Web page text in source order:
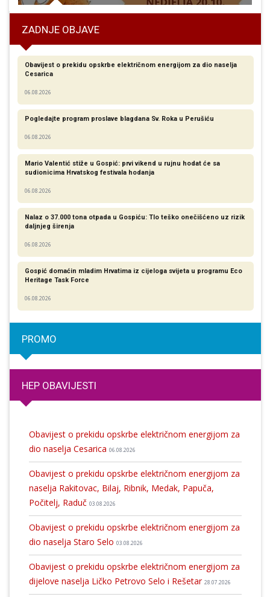
ZADNJE OBJAVE
Obavijest o prekidu opskrbe električnom energijom za dio naselja
Cesarica
06.08.2026
Pogledajte program proslave blagdana Sv. Roka u Perušiću
06.08.2026
Mario Valentić stiže u Gospić: prvi vikend u rujnu hodat će sa
sudionicima Hrvatskog festivala hodanja
06.08.2026
Nalaz o 37.000 tona otpada u Gospiću: Tlo teško onečišćeno uz rizik
daljnjeg širenja
06.08.2026
Gospić domaćin mladim Hrvatima iz cijeloga svijeta u programu Eco
Heritage Task Force
06.08.2026
PROMO
HEP OBAVIJESTI
Obavijest o prekidu opskrbe električnom energijom za
dio naselja Cesarica 06.08.2026
Obavijest o prekidu opskrbe električnom energijom za
naselja Rakitovac, Bilaj, Ribnik, Medak, Papuča,
Počitelj, Raduč 03.08.2026
Obavijest o prekidu opskrbe električnom energijom za
dio naselja Staro Selo 03.08.2026
Obavijest o prekidu opskrbe električnom energijom za
dijelove naselja Ličko Petrovo Selo i Rešetar 28.07.2026